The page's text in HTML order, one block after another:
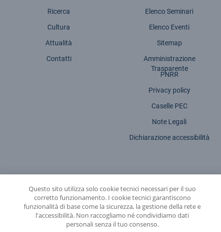
Ricerca
Cultura
Attualità
Contatti
Elenco Seminari
Elenco Eventi
Sitemap
Amministrazione
Trasparente
PNRR
Privacy policy
Caselle PEC
Note Legali
Dichiarazione accessibilità
INFN - Istituto Nazionale di Fisica Nucleare
© 2026 Istituto Nazionale di Fisica Nucleare - Sede legale: Via Enrico Fermi,
54 | 00044 - Frascati (ROMA) - C.f. 84001850589
Questo sito utilizza solo cookie tecnici necessari per il suo
corretto funzionamento. I cookie tecnici garantiscono
funzionalità di base come la sicurezza, la gestione della rete e
l'accessibilità. Non raccogliamo né condividiamo dati
personali senza il tuo consenso.